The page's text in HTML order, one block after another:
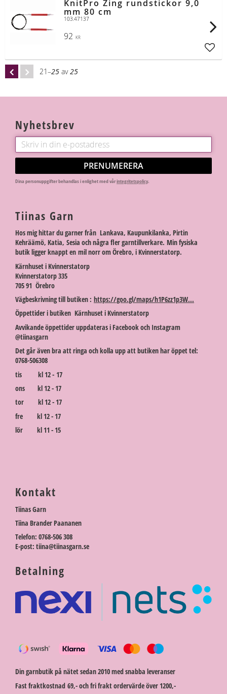
KnitPro Zing rundstickor 9,0
mm 80 cm
103.47137
92 KR
21–25 av25
Nyhetsbrev
PRENUMERERA
Dina personuppgifter behandlas i enlighet med vårintegritetspolicy.
Tiinas Garn
Hos mig hittar du garner från Lankava, Kaupunkilanka, Pirtin
Kehräämö, Katia, Sesia och några fler garntillverkare. Min fysiska
butik ligger knappt en mil norr om Örebro, i Kvinnerstatorp.
Kärnhuset i Kvinnerstatorp
Kvinnerstatorp 335
705 91 Örebro
Vägbeskrivning till butiken : https://goo.gl/maps/h1P6zz1p3W...
Öppettider i butiken Kärnhuset i Kvinnerstatorp
Avvikande öppettider uppdateras i Facebook och Instagram
@tiinasgarn
Det går även bra att ringa och kolla upp att butiken har öppet tel:
0768-506308
tis kl 12 - 17
ons kl 12 - 17
tor kl 12 - 17
fre kl 12 - 17
lör kl 11 - 15
Kontakt
Tiinas Garn
Tiina Brander Paananen
Telefon: 0768-506 308
E-post: tiina@tiinasgarn.se
Betalning
Din garnbutik på nätet sedan 2010 med snabba leveranser
Fast fraktkostnad 69,- och fri frakt ordervärde över 1200,-